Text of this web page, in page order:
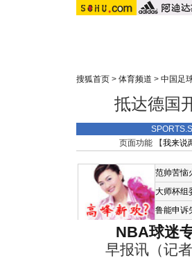
搜狐首页 > 体育频道 > 中国足
抵达德国
页面功能 【我来说
范帅苦恼
大师杯组
鲁能申诉
NBA球迷
早报讯（记者